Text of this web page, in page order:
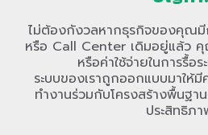
ไม่ต้องกังวลหากธุรกิจของคุณมี
หรือ Call Center เดิมอยู่แล้ว คุ
หรือค่าใช้จ่ายในการรื้อ
ระบบของเราถูกออกแบบมาใ
ทำงานร่วมกับโครงสร้างพื้นฐ
ประสิทธิภา